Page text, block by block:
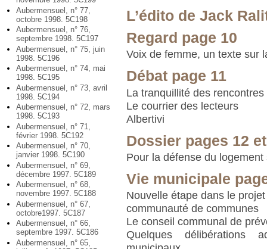
Aubermensuel, n° 77,
octobre 1998. 5C198
Aubermensuel, n° 76,
septembre 1998. 5C197
Aubermensuel, n° 75, juin
1998. 5C196
Aubermensuel, n° 74, mai
1998. 5C195
Aubermensuel, n° 73, avril
1998. 5C194
Aubermensuel, n° 72, mars
1998. 5C193
Aubermensuel, n° 71,
février 1998. 5C192
Aubermensuel, n° 70,
janvier 1998. 5C190
Aubermensuel, n° 69,
décembre 1997. 5C189
Aubermensuel, n° 68,
novembre 1997. 5C188
Aubermensuel, n° 67,
octobre1997. 5C187
Aubermensuel, n° 66,
septembre 1997. 5C186
Aubermensuel, n° 65,
L’édito de Jack
Regard page 10
Voix de femme, un texte sur
Débat page 11
La tranquillité des
Le courrier des lecteurs
Albertivi
Dossier pages 12
Pour la défense du logement
Vie municipale
Nouvelle étape dans le
communauté de communes
Le conseil communal de
Quelques délibérations